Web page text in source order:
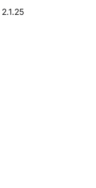
2.1.25